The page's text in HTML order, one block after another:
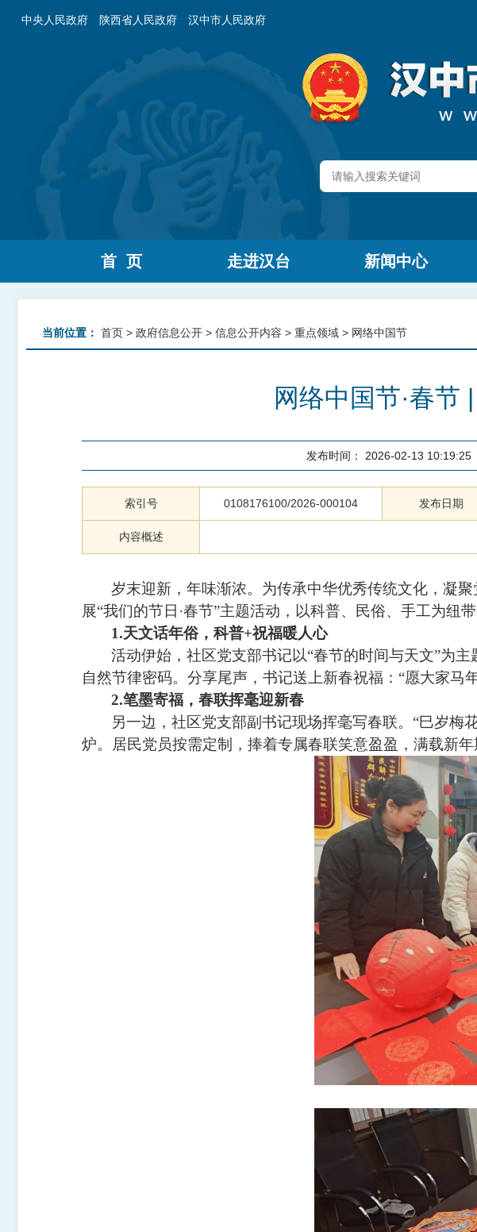
中央人民政府 陕西省人民政府 汉中市人民政府
首 页 走进汉台 新闻中心
当前位置： 首页 > 政府信息公开 > 信息公开内容 > 重点领域 > 网络中国节
网络中国节·春节
发布时间： 2026-02-13 10:19:25
索引号 0108176100/2026-000104 发布日期
内容概述
岁末迎新，年味渐浓。为传承中华优秀传统文化，凝
展“我们的节日 ·春节”主题活动，以科普、民俗、手工为纽
1.天文话年俗，科普+祝福暖人心
活动伊始，社区党支部书记以“春节的时间与天文”为主
自然节律密码。分享尾声，书记送上新春祝福： “愿大家马
2.笔墨寄福，春联挥毫迎新春
另一边，社区党支部副书记现场挥毫写春联。 “巳岁梅
炉。居民党员按需定制，捧着专属春联笑意盈盈，满载新年